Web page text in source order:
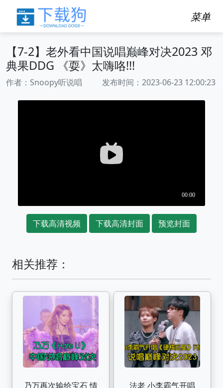
菜单
【7-2】老外看中国说唱巅峰对决2023 邓
典果DDG 《耍》太嗨咯!!!
作者：Snoopy听说唱 发布时间：2023-06-23 12:00:23
下载高清视频 下载高清封面 预览封面
相关推荐：
乃万再次输给宝石 情
法老 小李霸气开唱